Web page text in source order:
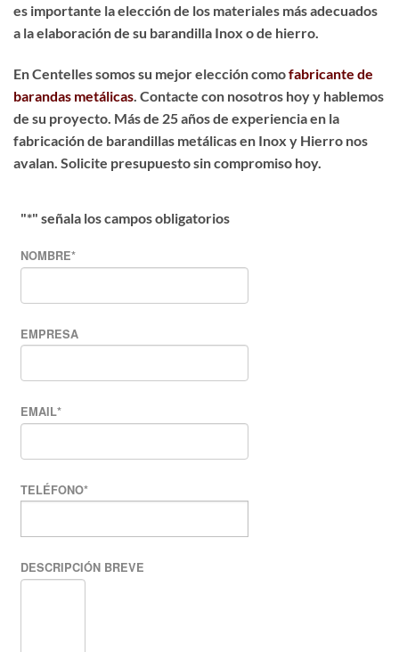
es importante la elección de los materiales más adecuados
a la elaboración de su barandilla Inox o de hierro.
En Centelles somos su mejor elección comofabricante de
barandas metálicas . Contacte con nosotros hoy y hablemos
de su proyecto. Más de 25 años de experiencia en la
fabricación de barandillas metálicas en Inox y Hierro nos
avalan. Solicite presupuesto sin compromiso hoy.
"*" señala los campos obligatorios
NOMBRE*
EMPRESA
EMAIL*
TELÉFONO*
DESCRIPCIÓN BREVE